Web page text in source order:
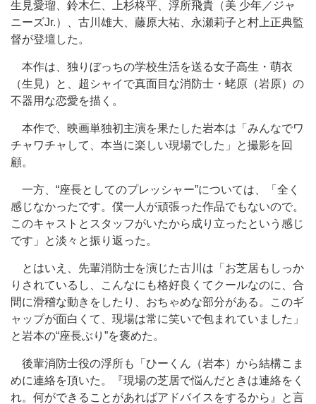
生見愛瑠、鈴木仁、上杉柊平、浮所飛貴（美 少年／ジャ
ニーズJr.）、古川雄大、藤原大祐、永瀬莉子と村上正典監
督が登壇した。
本作は、独りぼっちの学校生活を送る女子高生・萌衣
（生見）と、超シャイで真面目な消防士・蛯原（岩原）の
不器用な恋愛を描く。
本作で、映画単独初主演を果たした岩本は「みんなでワ
チャワチャして、本当に楽しい現場でした」と撮影を回
顧。
一方、“座長としてのプレッシャー”については、「全く
感じなかったです。僕一人が頑張った作品でもないので。
このキャストとスタッフがいたから成り立ったという感じ
です」と淡々と振り返った。
とはいえ、先輩消防士を演じた古川は「お芝居もしっか
りされているし、こんなにも格好良くてクールなのに、合
間に滑稽な動きをしたり、おちゃめな部分がある。このギ
ャップが面白くて、現場は常に笑いで包まれていました」
と岩本の“座長ぶり”を褒めた。
後輩消防士役の浮所も「ひーくん（岩本）から結構こま
めに連絡を頂いた。『現場の芝居で悩んだときは連絡をく
れ。何ができることがあればアドバイスをするから』と言